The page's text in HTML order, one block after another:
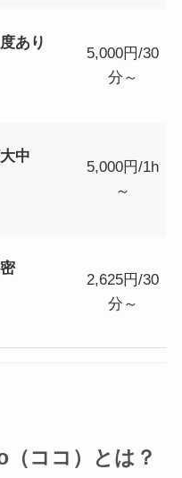
あり
5,000円/30
分～
中
5,000円/1h
～
2,625円/30
分～
ココ）とは？